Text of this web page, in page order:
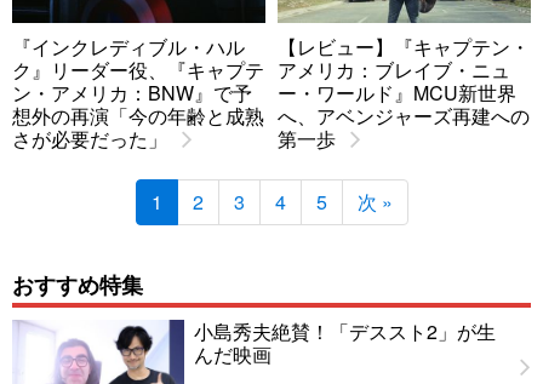
『インクレディブル・ハル
ク』リーダー役、『キャプテ
ン・アメリカ：BNW』で予
想外の再演「今の年齢と成熟
さが必要だった」
【レビュー】『キャプテン・
アメリカ：ブレイブ・ニュ
ー・ワールド』MCU新世界
へ、アベンジャーズ再建への
第一歩
1 2 3 4 5 次 »
おすすめ特集
小島秀夫絶賛！「デススト2」が生
んだ映画